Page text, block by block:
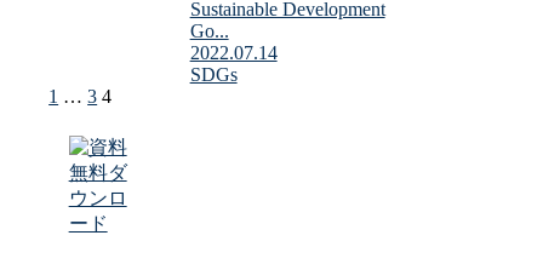
Sustainable Development
Go...
2022.07.14
SDGs
前
1 … 3 4